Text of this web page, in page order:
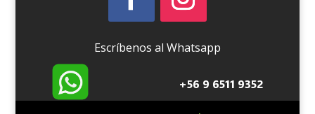
Escríbenos al Whatsapp
+56 9 6511 9352